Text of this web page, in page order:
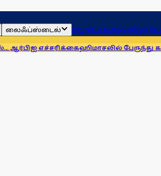
லைஃப்ஸ்டைல் ஜோதிடம்தமிழ்நாடு
ஹிமாசலில் பேருந்து கவிழ்ந்து